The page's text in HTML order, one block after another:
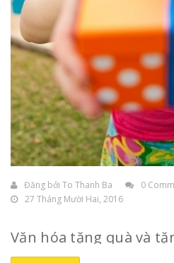
Đăng bởi To Thanh Ba
0
27 Tháng Mười Hai, 2016
Văn hóa tặng quà và
Tâm lý chung của mỗi người là đều